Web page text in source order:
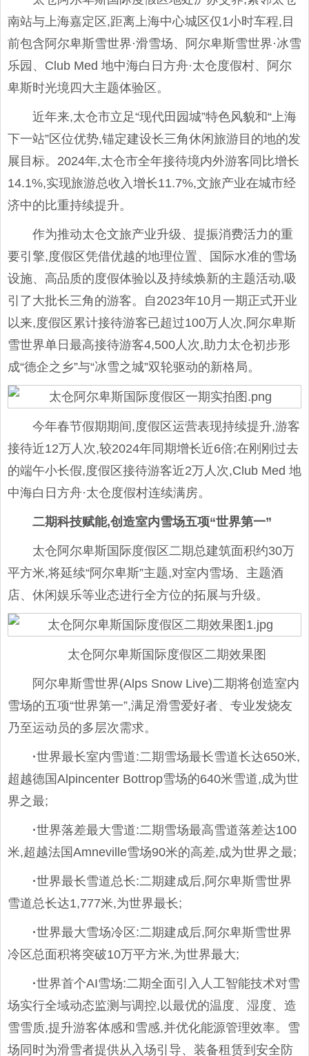
南站与上海嘉定区,距离上海中心城区仅1小时车程,目
前包含阿尔卑斯雪世界·滑雪场、阿尔卑斯雪世界·冰雪
乐园、Club Med 地中海白日方舟·太仓度假村、阿尔
卑斯时光境四大主题体验区。
近年来,太仓市立足“现代田园城”特色风貌和“上海
下一站”区位优势,锚定建设长三角休闲旅游目的地的发
展目标。2024年,太仓市全年接待境内外游客同比增长
14.1%,实现旅游总收入增长11.7%,文旅产业在城市经
济中的比重持续提升。
作为推动太仓文旅产业升级、提振消费活力的重
要引擎,度假区凭借优越的地理位置、国际水准的雪场
设施、高品质的度假体验以及持续焕新的主题活动,吸
引了大批长三角的游客。自2023年10月一期正式开业
以来,度假区累计接待游客已超过100万人次,阿尔卑斯
雪世界单日最高接待游客4,500人次,助力太仓初步形
成“德企之乡”与“冰雪之城”双轮驱动的新格局。
今年春节假期期间,度假区运营表现持续提升,游客
接待近12万人次,较2024年同期增长近6倍;在刚刚过去
的端午小长假,度假区接待游客近2万人次,Club Med 地
中海白日方舟·太仓度假村连续满房。
二期科技赋能,创造室内雪场五项“世界第一”
太仓阿尔卑斯国际度假区二期总建筑面积约30万
平方米,将延续“阿尔卑斯”主题,对室内雪场、主题酒
店、休闲娱乐等业态进行全方位的拓展与升级。
太仓阿尔卑斯国际度假区二期效果图
阿尔卑斯雪世界(Alps Snow Live)二期将创造室内
雪场的五项“世界第一”,满足滑雪爱好者、专业发烧友
乃至运动员的多层次需求。
·世界最长室内雪道:二期雪场最长雪道长达650米,
超越德国Alpincenter Bottrop雪场的640米雪道,成为世
界之最;
·世界落差最大雪道:二期雪场最高雪道落差达100
米,超越法国Amneville雪场90米的高差,成为世界之最;
·世界最长雪道总长:二期建成后,阿尔卑斯雪世界
雪道总长达1,777米,为世界最长;
·世界最大雪场冷区:二期建成后,阿尔卑斯雪世界
冷区总面积将突破10万平方米,为世界最大;
·世界首个AI雪场:二期全面引入人工智能技术对雪
场实行全域动态监测与调控,以最优的温度、湿度、造
雪雪质,提升游客体感和雪感,并优化能源管理效率。雪
场同时为滑雪者提供从入场引导、装备租赁到安全防